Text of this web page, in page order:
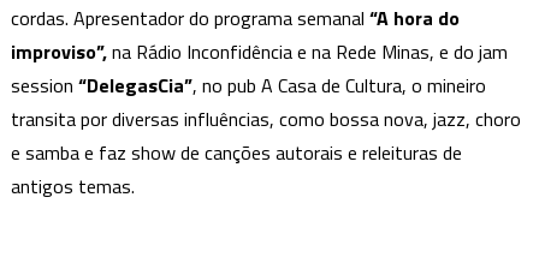
Convidado
do
Espaço
Neste
Sábado
cordas. Apresentador do programa semanal “A hora do
improviso”,na Rádio Inconfidência e na Rede Minas, e do jam
session “DelegasCia”, no pub A Casa de Cultura, o mineiro
transita por diversas influências, como bossa nova, jazz, choro
e samba e faz show de canções autorais e releituras de
antigos temas.